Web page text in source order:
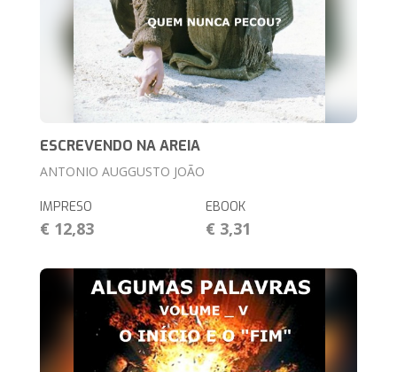
ESCREVENDO NA AREIA
ANTONIO AUGGUSTO JOÃO
IMPRESO
€ 12,83
EBOOK
€ 3,31